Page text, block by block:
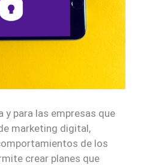
y para las empresas que
marketing digital,
de los
crear planes que